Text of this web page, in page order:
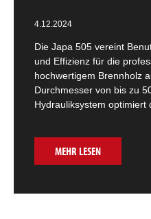
4.12.2024
Die Japa 505 vereint
und Effizienz für die
hochwertigem Brennholz
Durchmesser von bis zu
Hydrauliksystem optimiert
MEHR LESEN